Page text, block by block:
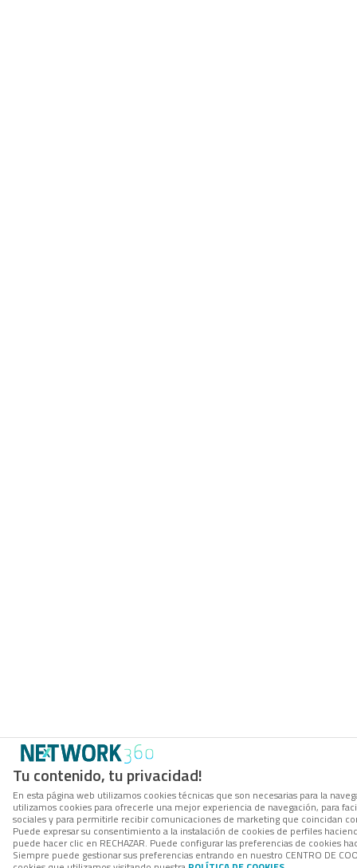
Tu contenido, tu privacidad!
En esta página web utilizamos cookies técnicas que son necesarias para la
utilizamos cookies para ofrecerle una mejor experiencia de navegación, para
sociales y para permitirle recibir comunicaciones de marketing que coincidan
Puede expresar su consentimiento a la instalación de cookies de perfiles
puede hacer clic en RECHAZAR. Puede configurar las preferencias de cookies
Siempre puede gestionar sus preferencias entrando en nuestro CENTRO DE